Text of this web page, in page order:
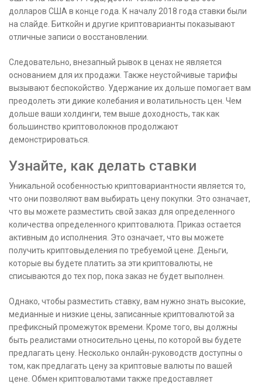
долларов США в конце года. К началу 2018 года ставки были
на слайде. Биткойн и другие криптоварианты показывают
отличные записи о восстановлении.
Следовательно, внезапный рывок в ценах не является
основанием для их продажи. Также неустойчивые тарифы
вызывают беспокойство. Удержание их дольше помогает вам
преодолеть эти дикие колебания и волатильность цен. Чем
дольше ваши холдинги, тем выше доходность, так как
большинство криптоволокнов продолжают
демонстрироваться.
Узнайте, как делать ставки
Уникальной особенностью криптовариантности является то,
что они позволяют вам выбирать цену покупки. Это означает,
что вы можете разместить свой заказ для определенного
количества определенного криптовалюта. Приказ остается
активным до исполнения. Это означает, что вы можете
получить криптовыделения по требуемой цене. Деньги,
которые вы будете платить за эти криптовалюты, не
списываются до тех пор, пока заказ не будет выполнен.
Однако, чтобы разместить ставку, вам нужно знать высокие,
медианные и низкие цены, записанные криптовалютой за
префиксный промежуток времени. Кроме того, вы должны
быть реалистами относительно цены, по которой вы будете
предлагать цену. Несколько онлайн-руководств доступны о
том, как предлагать цену за криптовые валюты по вашей
цене. Обмен криптовалютами также предоставляет